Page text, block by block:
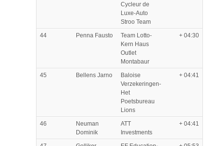
Cycleur de
Luxe-Auto
Stroo Team
44 Penna Fausto
Team Lotto-
Kern Haus
Outlet
Montabaur
+ 04:30
45 Bellens Jarno
Baloise
Verzekeringen-
Het
Poetsbureau
Lions
+ 04:41
46
Neuman
Dominik
ATT
Investments
+ 04:41